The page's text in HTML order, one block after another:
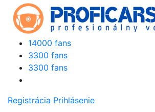
14000 fans
3300 fans
3300 fans
Registrácia Prihlásenie